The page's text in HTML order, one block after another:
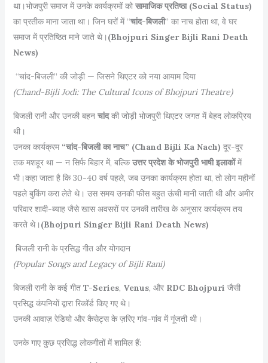
था।भोजपुरी समाज में उनके कार्यक्रमों को सामाजिक प्रतिष्ठा (Social Status)
का प्रतीक माना जाता था। जिन घरों में “चांद-बिजली” का नाच होता था, वे घर
समाज में प्रतिष्ठित माने जाते थे। (Bhojpuri Singer Bijli Rani Death
News)
“चांद-बिजली” की जोड़ी — जिसने थिएटर को नया आयाम दिया
(Chand-Bijli Jodi: The Cultural Icons of Bhojpuri Theatre)
बिजली रानी और उनकी बहन चांदकी जोड़ी भोजपुरी थिएटर जगत में बेहद लोकप्रिय
थी।
उनका कार्यक्रम “चांद-बिजली का नाच” (Chand Bijli Ka Nach) दूर-दूर
तक मशहूर था — न सिर्फ बिहार में, बल्किउत्तर प्रदेश के भोजपुरी भाषी इलाकोंमें
भी।कहा जाता है कि 30-40 वर्ष पहले, जब उनका कार्यक्रम होता था, तो लोग महीनों
पहले बुकिंग करा लेते थे। उस समय उनकी फीस बहुत ऊंची मानी जाती थी और अमीर
परिवार शादी-ब्याह जैसे खास अवसरों पर उनकी तारीख के अनुसार कार्यक्रम तय
करते थे। (Bhojpuri Singer Bijli Rani Death News)
बिजली रानी के प्रसिद्ध गीत और योगदान
(Popular Songs and Legacy of Bijli Rani)
बिजली रानी के कई गीत T-Series, Venus, और RDC Bhojpuri जैसी
प्रसिद्ध कंपनियों द्वारा रिकॉर्ड किए गए थे।
उनकी आवाज़ रेडियो और कैसेट्स के ज़रिए गांव-गांव में गूंजती थी।
उनके गाए कुछ प्रसिद्ध लोकगीतों में शामिल हैं: